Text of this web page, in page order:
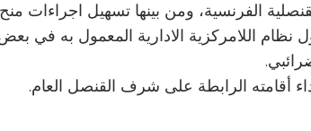
الفرنسية، ومن بينها تسهيل اجراءات
نظام اللامركزية الادارية المعمول به في
أقامته الرابطة على شرف القنصل العام.